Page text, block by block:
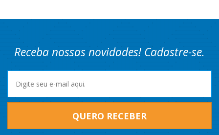
Receba nossas novidades! Cadastre-se.
QUERO RECEBER